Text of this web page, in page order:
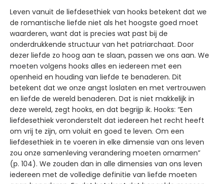
Leven vanuit de liefdesethiek van hooks betekent dat we
de romantische liefde niet als het hoogste goed moet
waarderen, want dat is precies wat past bij de
onderdrukkende structuur van het patriarchaat. Door
dezer liefde zo hoog aan te slaan, passen we ons aan. We
moeten volgens hooks alles en iedereen met een
openheid en houding van liefde te benaderen. Dit
betekent dat we onze angst loslaten en met vertrouwen
en liefde de wereld benaderen. Dat is niet makkelijk in
deze wereld, zegt hooks, en dat begrijp ik. Hooks: “Een
liefdesethiek veronderstelt dat iedereen het recht heeft
om vrij te zijn, om voluit en goed te leven. Om een
liefdesethiek in te voeren in elke dimensie van ons leven
zou onze samenleving verandering moeten omarmen”
(p. 104). We zouden dan in alle dimensies van ons leven
iedereen met de volledige definitie van liefde moeten